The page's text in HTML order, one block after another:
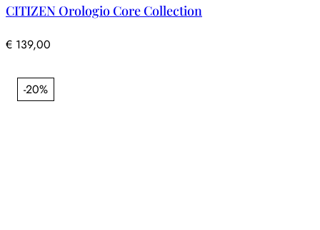
CITIZEN Orologio Core Collection
€ 139,00
-20%